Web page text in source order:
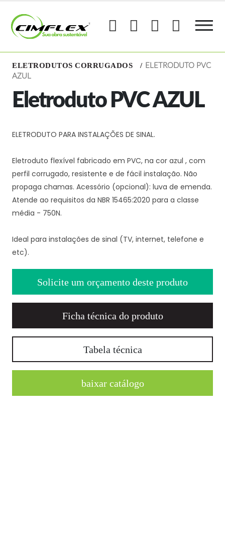
ELETRODUTOS CORRUGADOS
ELETRODUTO PVC
AZUL
Eletroduto PVC AZUL
ELETRODUTO PARA INSTALAÇÕES DE SINAL.
Eletroduto flexível fabricado em PVC, na cor azul , com
perfil corrugado, resistente e de fácil instalação. Não
propaga chamas. Acessório (opcional): luva de emenda.
Atende ao requisitos da NBR 15465:2020 para a classe
média - 750N.
Ideal para instalações de sinal (TV, internet, telefone e
etc).
Solicite um orçamento deste produto
Ficha técnica do produto
Tabela técnica
baixar catálogo